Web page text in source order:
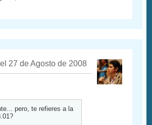
el 27 de Agosto de 2008
pero, te refieres a la